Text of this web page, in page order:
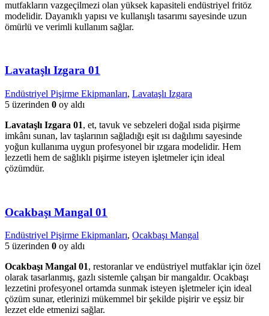
mutfakların vazgeçilmezi olan yüksek kapasiteli endüstriyel fritöz
modelidir. Dayanıklı yapısı ve kullanışlı tasarımı sayesinde uzun
ömürlü ve verimli kullanım sağlar.
Lavataşlı Izgara 01
Endüstriyel Pişirme Ekipmanları, Lavataşlı Izgara
5 üzerinden 0 oy aldı
Lavataşlı Izgara 01, et, tavuk ve sebzeleri doğal ısıda pişirme
imkânı sunan, lav taşlarının sağladığı eşit ısı dağılımı sayesinde
yoğun kullanıma uygun profesyonel bir ızgara modelidir. Hem
lezzetli hem de sağlıklı pişirme isteyen işletmeler için ideal
çözümdür.
Ocakbaşı Mangal 01
Endüstriyel Pişirme Ekipmanları, Ocakbaşı Mangal
5 üzerinden 0 oy aldı
Ocakbaşı Mangal 01, restoranlar ve endüstriyel mutfaklar için özel
olarak tasarlanmış, gazlı sistemle çalışan bir mangaldır. Ocakbaşı
lezzetini profesyonel ortamda sunmak isteyen işletmeler için ideal
çözüm sunar, etlerinizi mükemmel bir şekilde pişirir ve eşsiz bir
lezzet elde etmenizi sağlar.